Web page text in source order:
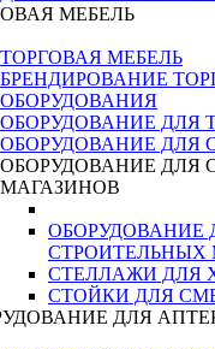
МЕБЕЛЬ
ТОРГОВАЯ МЕБЕЛЬ
БРЕНДИРОВАНИЕ
ОБОРУДОВАНИЯ
ОБОРУДОВАНИЕ ДЛЯ
ОБОРУДОВАНИЕ ДЛЯ
ОБОРУДОВАНИЕ ДЛЯ
МАГАЗИНОВ
ОБОРУДОВАНИЕ
СТРОИТЕЛЬНЫХ
СТЕЛЛАЖИ ДЛЯ
СТОЙКИ ДЛЯ
ДЛЯ